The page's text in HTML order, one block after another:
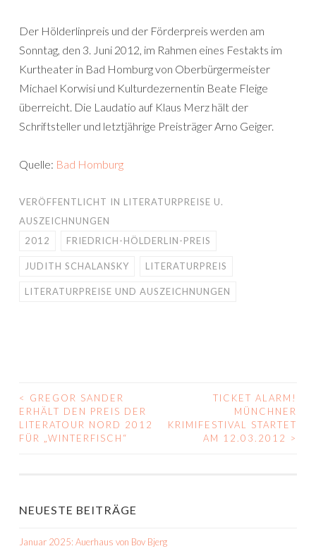
Der Hölderlinpreis und der Förderpreis werden am
Sonntag, den 3. Juni 2012, im Rahmen eines Festakts im
Kurtheater in Bad Homburg von Oberbürgermeister
Michael Korwisi und Kulturdezernentin Beate Fleige
überreicht. Die Laudatio auf Klaus Merz hält der
Schriftsteller und letztjährige Preisträger Arno Geiger.
Quelle: Bad Homburg
VERÖFFENTLICHT IN LITERATURPREISE U.
AUSZEICHNUNGEN
2012
FRIEDRICH-HÖLDERLIN-PREIS
JUDITH SCHALANSKY LITERATURPREIS
LITERATURPREISE UND AUSZEICHNUNGEN
BEITRAGS-
NAVIGATION
<
GREGOR SANDER
ERHÄLT DEN PREIS DER
LITERATOUR NORD 2012
FÜR „WINTERFISCH“
TICKET ALARM!
MÜNCHNER
KRIMIFESTIVAL STARTET
AM 12.03.2012
>
NEUESTE BEITRÄGE
Januar 2025: Auerhaus von Bov Bjerg